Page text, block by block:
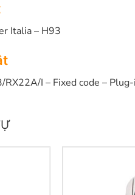
Italia – H93
I – Fixed code –